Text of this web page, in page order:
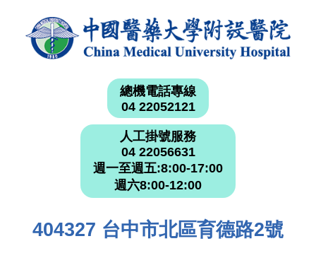
總機電話專線
04 22052121
人工掛號服務
04 22056631
週一至週五:8:00-17:00
週六8:00-12:00
404327 台中市北區育德路2號